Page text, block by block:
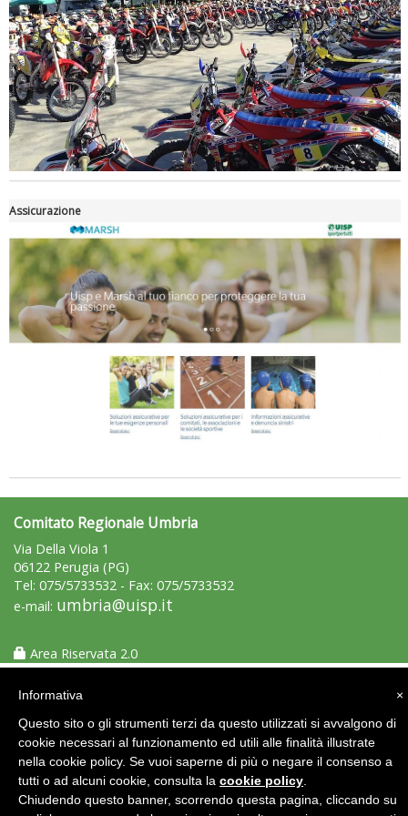
Luglio 2026: "Pensando con i piedi, si possono fare le
rivoluzioni"
Tiziano Pesce a Radio InBlu2000 traccia il bilancio della stagione
Ddl Lobby, Uisp: “Il Parlamento valorizzi le nostre specificità"
La formazione Uisp rallenta ma prosegue anche in estate
Assicurazione
Comitato Regionale Umbria
Via Della Viola 1
06122 Perugia (PG)
Tel: 075/5733532 - Fax: 075/5733532
e-mail: umbria@uisp.it
Area Riservata 2.0
×
Informativa
Questo sito o gli strumenti terzi da questo utilizzati si avvalgono di
cookie necessari al funzionamento ed utili alle finalità illustrate
nella cookie policy. Se vuoi saperne di più o negare il consenso a
tutti o ad alcuni cookie, consulta la cookie policy
Chiudendo questo banner, scorrendo questa pagina, cliccando su